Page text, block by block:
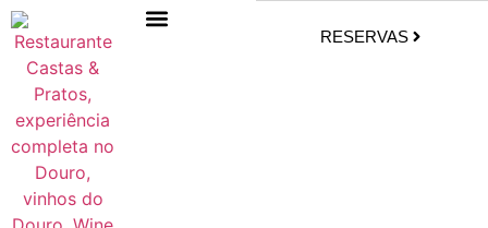
RESERVAS